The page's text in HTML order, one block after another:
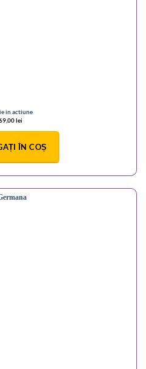
in actiune
lei
ÎN COȘ